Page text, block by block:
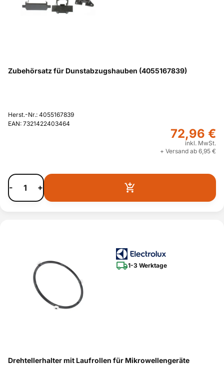
Zubehörsatz für Dunstabzugshauben (4055167839)
Herst.-Nr.: 4055167839
EAN: 7321422403464
72,96 €
inkl. MwSt.
+ Versand ab 6,95 €
- +
1-3 Werktage
Drehtellerhalter mit Laufrollen für Mikrowellengeräte